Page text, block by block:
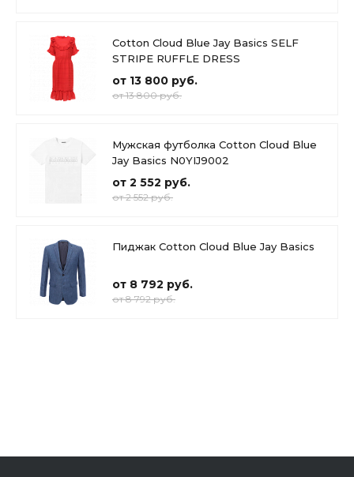
Cotton Cloud Blue Jay Basics SELF
STRIPE RUFFLE DRESS
от 13 800 руб.
от 13 800 руб.
Мужская футболка Cotton Cloud Blue
Jay Basics N0YIJ9002
от 2 552 руб.
от 2 552 руб.
Пиджак Cotton Cloud Blue Jay Basics
от 8 792 руб.
от 8 792 руб.